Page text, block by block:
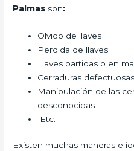
Palmas son:
Olvido de llaves
Perdida de llaves
Llaves partidas o en
Cerraduras defectuosas
Manipulación de las
desconocidas
Etc.
Existen muchas maneras e